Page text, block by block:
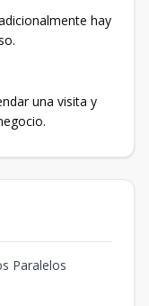
hay
una visita y
Paralelos